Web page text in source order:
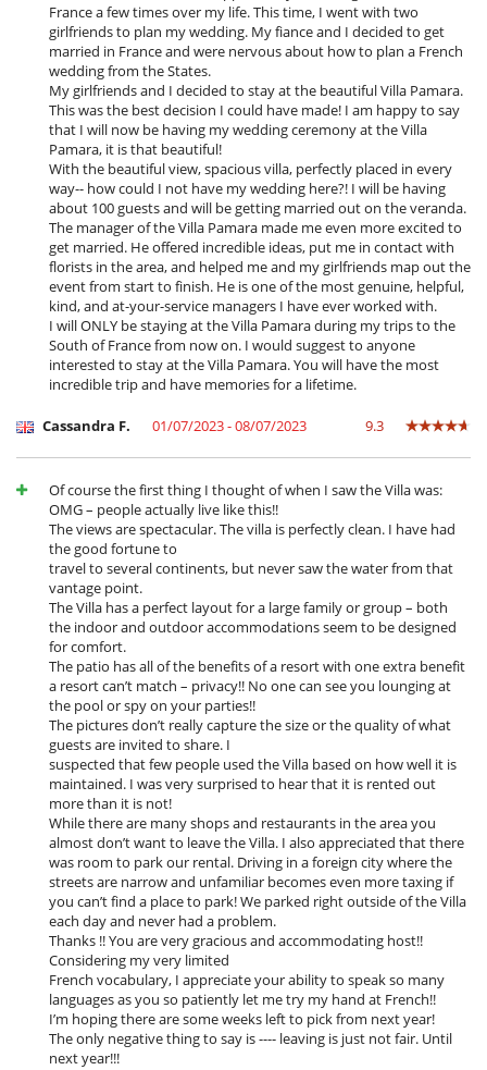
Comedor
Netflix
Parking privado
Secador
Terraza
Ventilador
France a few times over my life. This time, I went with two
girlfriends to plan my wedding. My fiance and I decided to get
married in France and were nervous about how to plan a French
wedding from the States.
My girlfriends and I decided to stay at the beautiful Villa Pamara.
This was the best decision I could have made! I am happy to say
that I will now be having my wedding ceremony at the Villa
Pamara, it is that beautiful!
With the beautiful view, spacious villa, perfectly placed in every
way-- how could I not have my wedding here?! I will be having
about 100 guests and will be getting married out on the veranda.
The manager of the Villa Pamara made me even more excited to
get married. He offered incredible ideas, put me in contact with
florists in the area, and helped me and my girlfriends map out the
event from start to finish. He is one of the most genuine, helpful,
kind, and at-your-service managers I have ever worked with.
I will ONLY be staying at the Villa Pamara during my trips to the
South of France from now on. I would suggest to anyone
interested to stay at the Villa Pamara. You will have the most
incredible trip and have memories for a lifetime.
Cassandra F. 01/07/2023 - 08/07/2023 9.3
Of course the first thing I thought of when I saw the Villa was:
OMG – people actually live like this!!
The views are spectacular. The villa is perfectly clean. I have had
the good fortune to
travel to several continents, but never saw the water from that
vantage point.
The Villa has a perfect layout for a large family or group – both
the indoor and outdoor accommodations seem to be designed
for comfort.
The patio has all of the benefits of a resort with one extra benefit
a resort can’t match – privacy!! No one can see you lounging at
the pool or spy on your parties!!
The pictures don’t really capture the size or the quality of what
guests are invited to share. I
suspected that few people used the Villa based on how well it is
maintained. I was very surprised to hear that it is rented out
more than it is not!
While there are many shops and restaurants in the area you
almost don’t want to leave the Villa. I also appreciated that there
was room to park our rental. Driving in a foreign city where the
streets are narrow and unfamiliar becomes even more taxing if
you can’t find a place to park! We parked right outside of the Villa
each day and never had a problem.
Thanks !! You are very gracious and accommodating host!!
Considering my very limited
French vocabulary, I appreciate your ability to speak so many
languages as you so patiently let me try my hand at French!!
I’m hoping there are some weeks left to pick from next year!
The only negative thing to say is ---- leaving is just not fair. Until
next year!!!